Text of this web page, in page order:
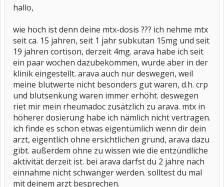
hallo,
wie hoch ist denn deine mtx-dosis ??? ich nehme mtx
seit ca. 15 jahren, seit 1 jahr subkutan 15mg und seit
19 jahren cortison, derzeit 4mg. arava habe ich seit
ein paar wochen dazubekommen, wurde aber in der
klinik eingestellt. arava auch nur deswegen, weil
meine blutwerte nicht besonders gut waren, d.h. crp
und blutsenkung waren immer erhöht. deswegen
riet mir mein rheumadoc zusätzlich zu arava. mtx in
höherer dosierung habe ich nämlich nicht vertragen.
ich finde es schon etwas eigentümlich wenn dir dein
arzt, eigentlich ohne ersichtlichen grund, arava dazu
gibt. außerdem ohne zu wissen wie die entzündliche
aktivität derzeit ist. bei arava darfst du 2 jahre nach
einnahme nicht schwanger werden. solltest du mal
mit deinem arzt besprechen.